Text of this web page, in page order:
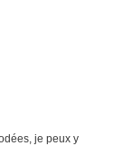
je peux y